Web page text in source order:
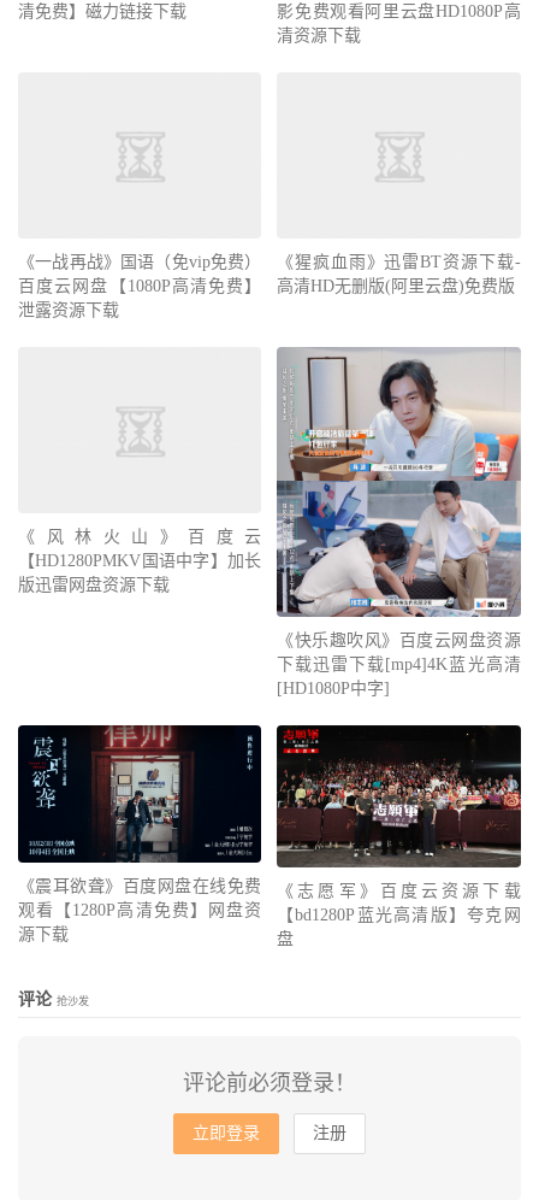
清免费】磁力链接下载
影免费观看阿里云盘HD1080P高
清资源下载
《一战再战》国语（免vip免费）
百度云网盘【1080P高清免费】
泄露资源下载
《猩疯血雨》迅雷BT资源下载-
高清HD无删版(阿里云盘)免费版
《风林火山》百度云
【HD1280PMKV国语中字】加长
版迅雷网盘资源下载
《快乐趣吹风》百度云网盘资源
下载迅雷下载[mp4]4K蓝光高清
[HD1080P中字]
《震耳欲聋》百度网盘在线免费
观看【1280P高清免费】网盘资
源下载
《志愿军》百度云资源下载
【bd1280P蓝光高清版】夸克网
盘
评论 抢沙发
评论前必须登录！
立即登录 注册